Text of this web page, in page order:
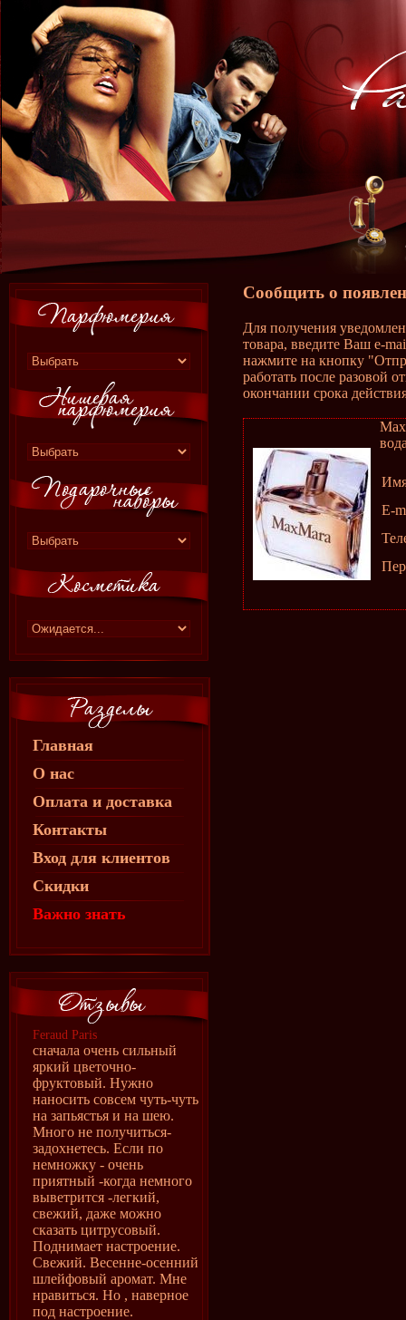
Главная
О нас
Оплата и доставка
Контакты
Вход для клиентов
Скидки
Важно знать
Feraud Paris
сначала очень сильный
яркий цветочно-
фруктовый. Нужно
наносить совсем чуть-чуть
на запьястья и на шею.
Много не получиться-
задохнетесь. Если по
немножку - очень
приятный -когда немного
выветрится -легкий,
свежий, даже можно
сказать цитрусовый.
Поднимает настроение.
Свежий. Весенне-осенний
шлейфовый аромат. Мне
нравиться. Но , наверное
под настроение.
Сообщить о
Для получения
товара, введите Ваш e-
нажмите на кнопку
работать после разовой
окончании срока
E-